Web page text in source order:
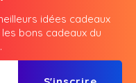
idées cadeaux
bons cadeaux du